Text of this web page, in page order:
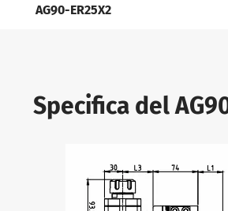
AG90-ER25X2
Specifica del